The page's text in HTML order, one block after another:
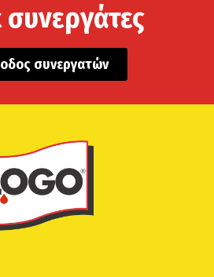
συνεργάτες
συνεργατών